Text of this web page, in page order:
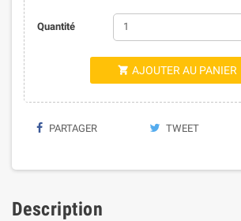
Quantité
 AJOUTER AU PANIER
PARTAGER TWEET
Description